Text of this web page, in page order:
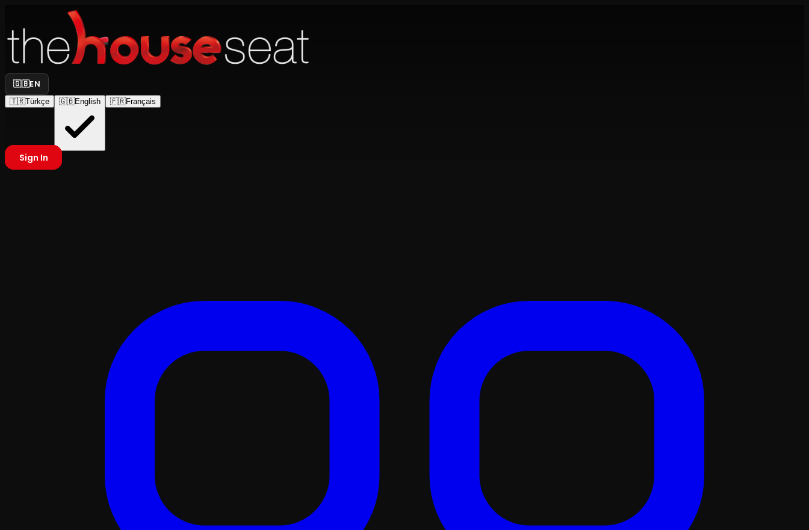
🇬🇧EN
🇹🇷Türkçe 🇬🇧English 🇫🇷Français
Sign In